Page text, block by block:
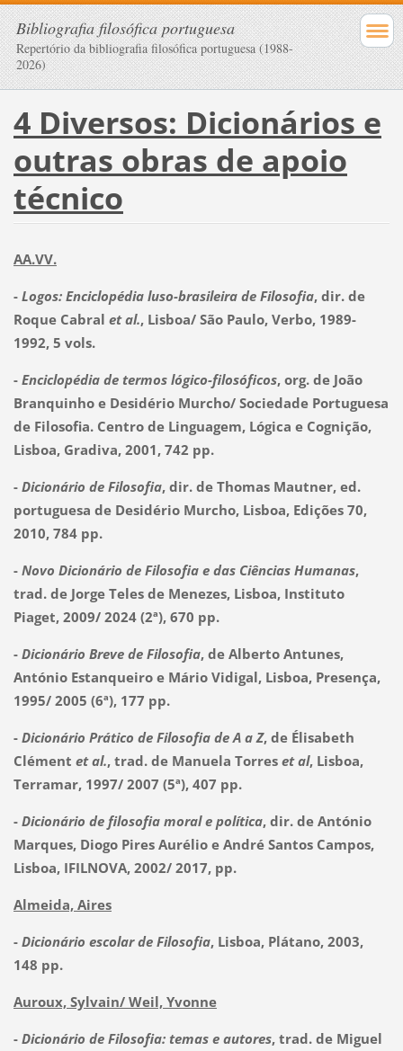
Bibliografia filosófica portuguesa
Repertório da bibliografia filosófica portuguesa (1988-
2026)
4 Diversos: Dicionários e
outras obras de apoio
técnico
AA.VV.
- Logos: Enciclopédia luso-brasileira de Filosofia, dir. de
Roque Cabral et al., Lisboa/ São Paulo, Verbo, 1989-
1992, 5 vols.
- Enciclopédia de termos lógico-filosóficos, org. de João
Branquinho e Desidério Murcho/ Sociedade Portuguesa
de Filosofia. Centro de Linguagem, Lógica e Cognição,
Lisboa, Gradiva, 2001, 742 pp.
- Dicionário de Filosofia, dir. de Thomas Mautner, ed.
portuguesa de Desidério Murcho, Lisboa, Edições 70,
2010, 784 pp.
- Novo Dicionário de Filosofia e das Ciências Humanas,
trad. de Jorge Teles de Menezes, Lisboa, Instituto
Piaget, 2009/ 2024 (2ª), 670 pp.
- Dicionário Breve de Filosofia, de Alberto Antunes,
António Estanqueiro e Mário Vidigal, Lisboa, Presença,
1995/ 2005 (6ª), 177 pp.
- Dicionário Prático de Filosofia de A a Z, de Élisabeth
Clément et al., trad. de Manuela Torres et al, Lisboa,
Terramar, 1997/ 2007 (5ª), 407 pp.
- Dicionário de filosofia moral e política, dir. de António
Marques, Diogo Pires Aurélio e André Santos Campos,
Lisboa, IFILNOVA, 2002/ 2017, pp.
Almeida, Aires
- Dicionário escolar de Filosofia, Lisboa, Plátano, 2003,
148 pp.
Auroux, Sylvain/ Weil, Yvonne
- Dicionário de Filosofia: temas e autores, trad. de Miguel